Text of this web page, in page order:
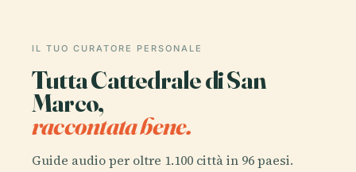
IL TUO CURATORE PERSONALE
Tutta Cattedrale di San
Marco,
raccontata bene.
Guide audio per oltre 1.100 città in 96 paesi.